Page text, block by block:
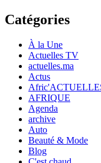
Catégories
À la Une
Actuelles TV
actuelles.ma
Actus
AFRIQUE
Agenda
archive
Auto
Beauté & Mode
Blog